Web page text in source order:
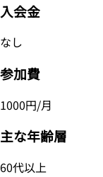
入会金
なし
参加費
1000円/月
主な年齢層
60代以上